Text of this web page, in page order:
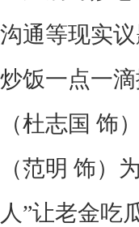
沟通等现实
炒饭一点一
（杜志国 饰）
（范明 饰）
人”让老金吃